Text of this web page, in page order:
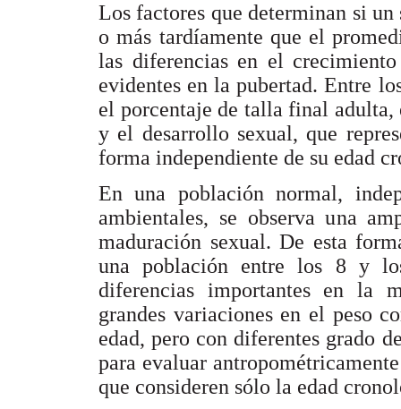
Los factores que determinan si
o más tardíamente que el
las diferencias en el
evidentes en la pubertad. Entre
el porcentaje de talla final
y el desarrollo sexual, que
forma independiente de su edad
En una población normal,
ambientales, se observa una
maduración sexual. De esta
una población entre los 8 y
diferencias importantes en la
grandes variaciones en el peso
edad, pero con diferentes grado
para evaluar
que consideren sólo la edad